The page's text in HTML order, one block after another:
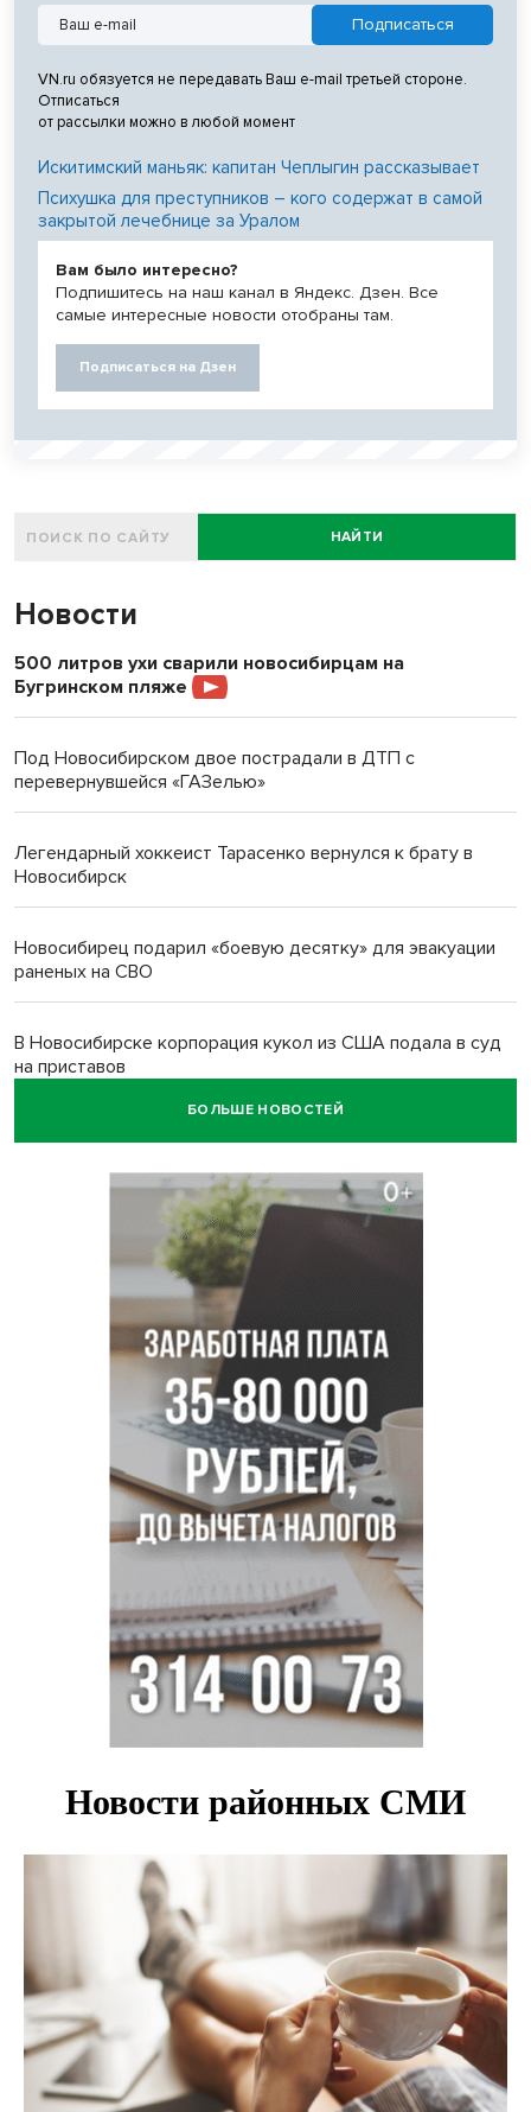
VN.ru обязуется не передавать Ваш e-mail третьей стороне.
Отписаться
от рассылки можно в любой момент
Искитимский маньяк: капитан Чеплыгин рассказывает
Психушка для преступников – кого содержат в самой
закрытой лечебнице за Уралом
Вам было интересно?
Подпишитесь на наш канал в Яндекс. Дзен. Все
самые интересные новости отобраны там.
Подписаться на Дзен
НАЙТИ
Новости
500 литров ухи сварили новосибирцам на
Бугринском пляже
Под Новосибирском двое пострадали в ДТП с
перевернувшейся «ГАЗелью»
Легендарный хоккеист Тарасенко вернулся к брату в
Новосибирск
Новосибирец подарил «боевую десятку» для эвакуации
раненых на СВО
В Новосибирске корпорация кукол из США подала в суд
на приставов
БОЛЬШЕ НОВОСТЕЙ